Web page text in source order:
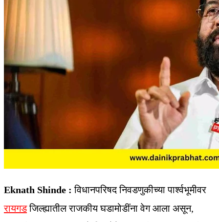
Eknath Shinde : विधानपरिषद निवडणुकीच्या पार्श्वभूमीवर
रायगडजिल्ह्यातील राजकीय घडामोडींना वेग आला असून,